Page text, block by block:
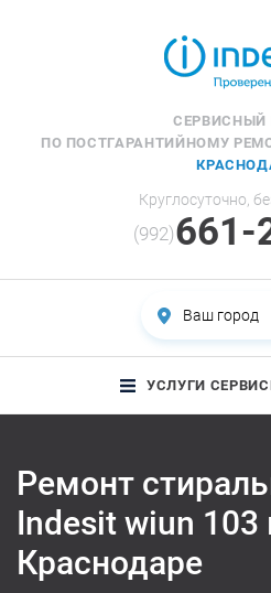
СЕРВИСНЫЙ
ПО ПОСТГАРАНТИЙНОМУ
Круглосуточно,
(992)661-
Ваш город
УСЛУГИ
Ремонт
Indesit wiun 103
Краснодаре